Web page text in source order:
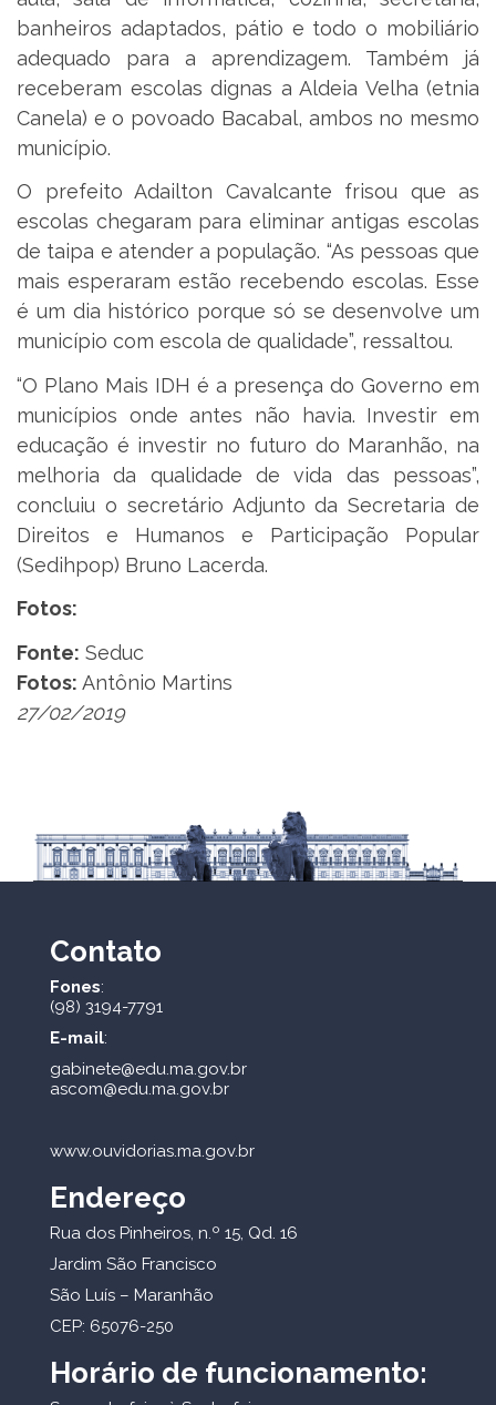
banheiros adaptados, pátio e todo o mobiliário
adequado para a aprendizagem. Também já
receberam escolas dignas a Aldeia Velha (etnia
Canela) e o povoado Bacabal, ambos no mesmo
município.
O prefeito Adailton Cavalcante frisou que as
escolas chegaram para eliminar antigas escolas
de taipa e atender a população. “As pessoas que
mais esperaram estão recebendo escolas. Esse
é um dia histórico porque só se desenvolve um
município com escola de qualidade”, ressaltou.
“O Plano Mais IDH é a presença do Governo em
municípios onde antes não havia. Investir em
educação é investir no futuro do Maranhão, na
melhoria da qualidade de vida das pessoas”,
concluiu o secretário Adjunto da Secretaria de
Direitos e Humanos e Participação Popular
(Sedihpop) Bruno Lacerda.
Fotos:
Fonte: Seduc
Fotos: Antônio Martins
27/02/2019
Contato
Fones:
(98) 3194-7791
E-mail:
gabinete@edu.ma.gov.br
ascom@edu.ma.gov.br
www.ouvidorias.ma.gov.br
Endereço
Rua dos Pinheiros, n.º 15, Qd. 16
Jardim São Francisco
São Luís – Maranhão
CEP: 65076-250
Horário de funcionamento: